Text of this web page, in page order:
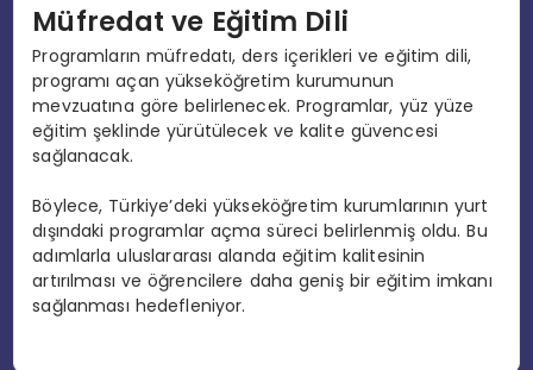
Müfredat ve Eğitim Dili
Programların müfredatı, ders içerikleri ve eğitim dili,
programı açan yükseköğretim kurumunun
mevzuatına göre belirlenecek. Programlar, yüz yüze
eğitim şeklinde yürütülecek ve kalite güvencesi
sağlanacak.
Böylece, Türkiye’deki yükseköğretim kurumlarının yurt
dışındaki programlar açma süreci belirlenmiş oldu. Bu
adımlarla uluslararası alanda eğitim kalitesinin
artırılması ve öğrencilere daha geniş bir eğitim imkanı
sağlanması hedefleniyor.